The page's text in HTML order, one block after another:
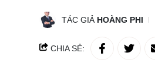
TÁC GIẢ HOÀNG PHI
CHIA SẺ: